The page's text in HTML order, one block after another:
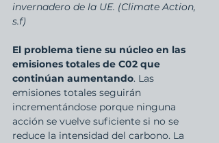
invernadero de la UE. (Climate Action,
s.f)
El problema tiene su núcleo en las
emisiones totales de C02 que
continúan aumentando. Las
emisiones totales seguirán
incrementándose porque ninguna
acción se vuelve suficiente si no se
reduce la intensidad del carbono. La